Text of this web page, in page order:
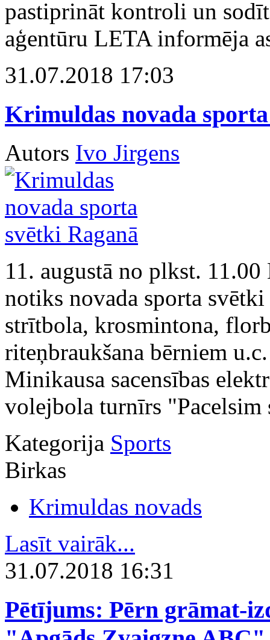
pastiprināt kontroli un
aģentūru LETA informēja
31.07.2018 17:03
Krimuldas novada
Autors Ivo Jirgens
11. augustā no plkst.
notiks novada sporta
strītbola, krosmintona,
riteņbraukšana bērniem
Minikausa sacensības
volejbola turnīrs "Pacelsim
Kategorija Sports
Birkas
Krimuldas novads
Lasīt vairāk...
31.07.2018 16:31
Pētījums: Pērn grāmat-